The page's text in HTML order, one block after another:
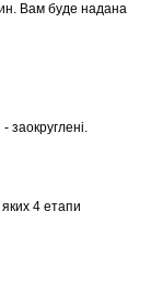
Вам буде надана
заокруглені.
4 етапи